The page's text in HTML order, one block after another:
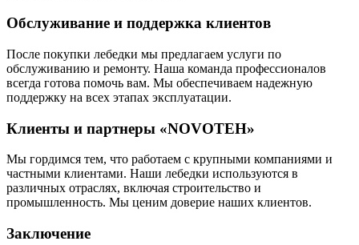
Обслуживание и поддержка клиентов
После покупки лебедки мы предлагаем услуги по
обслуживанию и ремонту. Наша команда профессионалов
всегда готова помочь вам. Мы обеспечиваем надежную
поддержку на всех этапах эксплуатации.
Клиенты и партнеры «NOVOTEH»
Мы гордимся тем, что работаем с крупными компаниями и
частными клиентами. Наши лебедки используются в
различных отраслях, включая строительство и
промышленность. Мы ценим доверие наших клиентов.
Заключение